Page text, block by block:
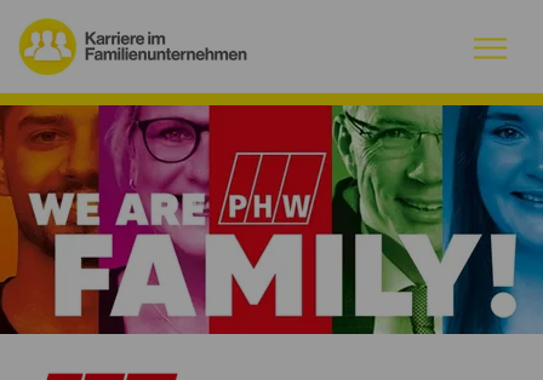
Warum Familienunternehmen?
Firmenprofile
Jobs
Magazin